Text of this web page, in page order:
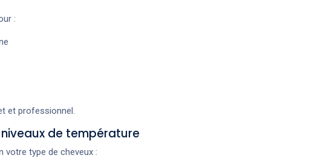
:
et professionnel.
de température
votre type de cheveux :